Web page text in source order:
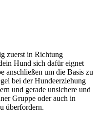
zuerst in Richtung
Hund sich dafür eignet
anschließen um die Basis zu
bei der Hundeerziehung
und gerade unsichere und
Gruppe oder auch in
überfordern.